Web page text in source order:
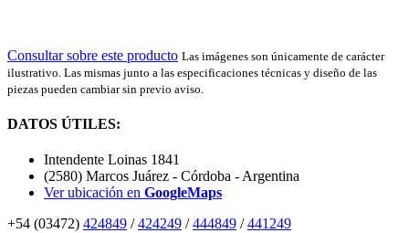
Consultar sobre este producto Las imágenes son únicamente de carácter
ilustrativo. Las mismas junto a las especificaciones técnicas y diseño de las
piezas pueden cambiar sin previo aviso.
DATOS ÚTILES:
Intendente Loinas 1841
(2580) Marcos Juárez - Córdoba - Argentina
Ver ubicación en GoogleMaps
+54 (03472) 424849 /424249 /444849 /441249